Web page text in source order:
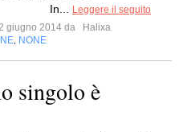
Leggere il seguito
giugno 2014 da
Halixa
NONE
singolo è